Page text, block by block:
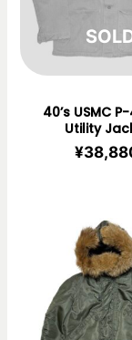
在庫切れ
40’s USMC
Utility
¥